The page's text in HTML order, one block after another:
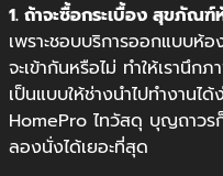
1. ถ้าจะซื้อกระเบื้อง สุขภัณ
เพราะชอบบริการออกแบบห้อ
จะเข้ากันหรือไม่ ทำให้เรานึก
เป็นแบบให้ช่างนำไปทำงานไ
HomePro ไทวัสดุ บุญถาวร
ลองนั่งได้เยอะที่สุด